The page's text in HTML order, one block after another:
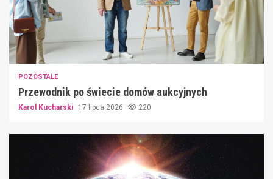
POZOSTAŁE
Przewodnik po świecie domów aukcyjnych
Karol Kucharski 17 lipca 2026 220